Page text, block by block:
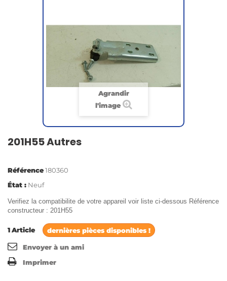
Agrandir
l'image
201H55 Autres
Référence180360
État : Neuf
Verifiez la compatibilite de votre appareil voir liste ci-dessous Référence
constructeur : 201H55
1Article dernières pièces disponibles !
Envoyer à un ami
Imprimer